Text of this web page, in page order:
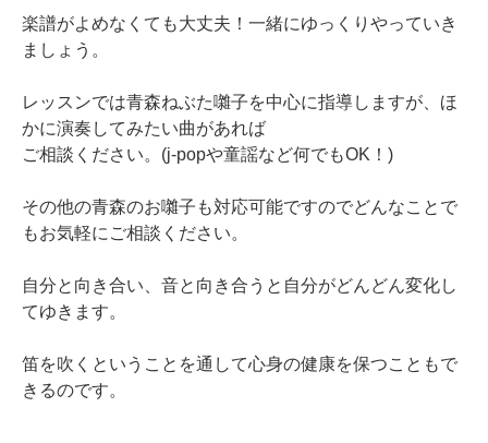
楽譜がよめなくても大丈夫！一緒にゆっくりやっていき
ましょう。
レッスンでは青森ねぶた囃子を中心に指導しますが、ほ
かに演奏してみたい曲があれば
ご相談ください。(j-popや童謡など何でもOK！)
その他の青森のお囃子も対応可能ですのでどんなことで
もお気軽にご相談ください。
自分と向き合い、音と向き合うと自分がどんどん変化し
てゆきます。
笛を吹くということを通して心身の健康を保つこともで
きるのです。